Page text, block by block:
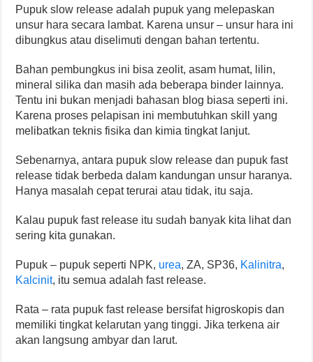
Pupuk slow release adalah pupuk yang melepaskan
unsur hara secara lambat. Karena unsur – unsur hara ini
dibungkus atau diselimuti dengan bahan tertentu.
Bahan pembungkus ini bisa zeolit, asam humat, lilin,
mineral silika dan masih ada beberapa binder lainnya.
Tentu ini bukan menjadi bahasan blog biasa seperti ini.
Karena proses pelapisan ini membutuhkan skill yang
melibatkan teknis fisika dan kimia tingkat lanjut.
Sebenarnya, antara pupuk slow release dan pupuk fast
release tidak berbeda dalam kandungan unsur haranya.
Hanya masalah cepat terurai atau tidak, itu saja.
Kalau pupuk fast release itu sudah banyak kita lihat dan
sering kita gunakan.
Pupuk – pupuk seperti NPK, urea, ZA, SP36, Kalinitra,
Kalcinit, itu semua adalah fast release.
Rata – rata pupuk fast release bersifat higroskopis dan
memiliki tingkat kelarutan yang tinggi. Jika terkena air
akan langsung ambyar dan larut.